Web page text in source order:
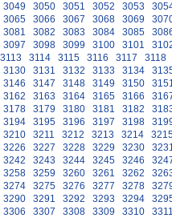
3049 3050 3051 3052 3053
3065 3066 3067 3068 3069
3081 3082 3083 3084 3085
3097 3098 3099 3100 3101
3113 3114 3115 3116 3117
3118
3130 3131 3132 3133 3134
3146 3147 3148 3149 3150
3162 3163 3164 3165 3166
3178 3179 3180 3181 3182
3194 3195 3196 3197 3198
3210 3211 3212 3213 3214
3226 3227 3228 3229 3230
3242 3243 3244 3245 3246
3258 3259 3260 3261 3262
3274 3275 3276 3277 3278
3290 3291 3292 3293 3294
3306 3307 3308 3309 3310